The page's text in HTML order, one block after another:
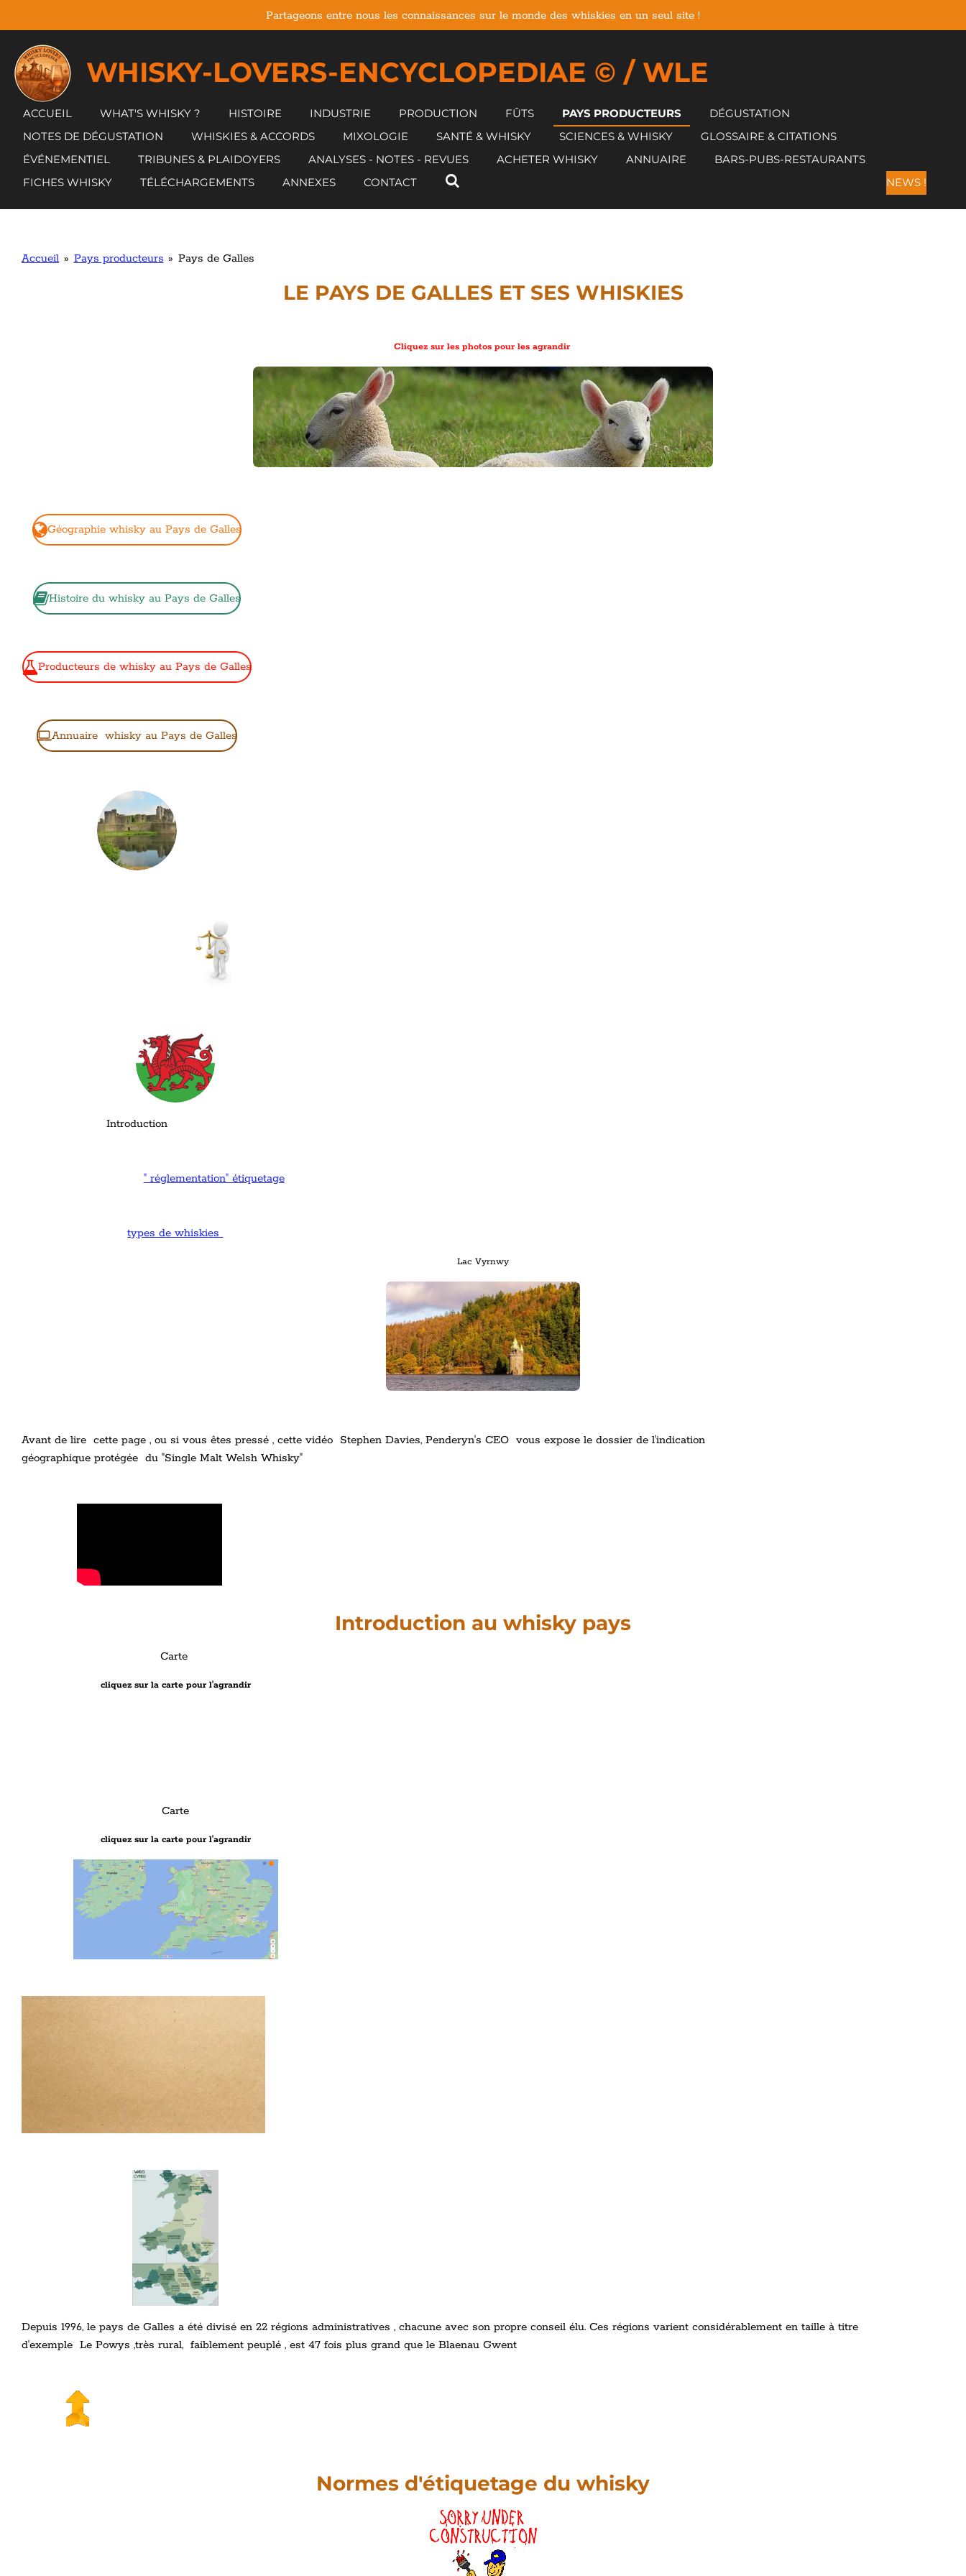
au
contenu
principal
Partageons entre nous les connaissances sur le monde des whiskies en un seul site !
WHISKY-LOVERS-ENCYCLOPEDIAE © / WLE
ACCUEIL WHAT'S WHISKY ? HISTOIRE INDUSTRIE PRODUCTION FÛTS PAYS PRODUCTEURS
DÉGUSTATION
NOTES DE DÉGUSTATION
WHISKIES & ACCORDS MIXOLOGIE SANTÉ & WHISKY SCIENCES & WHISKY
GLOSSAIRE & CITATIONS
ÉVÉNEMENTIEL
TRIBUNES & PLAIDOYERS ANALYSES - NOTES - REVUES ACHETER WHISKY ANNUAIRE
BARS-PUBS-RESTAURANTS
FICHES WHISKY
TÉLÉCHARGEMENTS ANNEXES CONTACT NEWS !
Accueil » Pays producteurs » Pays de Galles
LE PAYS DE GALLES ET SES WHISKIES
Cliquez sur les photos pour les agrandir
Géographie whisky au Pays de Galles
Histoire du whisky au Pays de Galles
Producteurs de whisky au Pays de Galles
Annuaire whisky au Pays de Galles
Introduction
" réglementation" étiquetage
types de whiskies
Lac Vyrnwy
Avant de lire cette page , ou si vous êtes pressé , cette vidéo Stephen Davies, Penderyn's CEO vous expose le dossier de l'indication
géographique protégée du "Single Malt Welsh Whisky"
Introduction au whisky pays
Carte
cliquez sur la carte pour l'agrandir
Carte
cliquez sur la carte pour l'agrandir
Depuis 1996, le pays de Galles a été divisé en 22 régions administratives , chacune avec son propre conseil élu. Ces régions varient considérablement en taille à titre
d'exemple Le Powys ,très rural, faiblement peuplé , est 47 fois plus grand que le Blaenau Gwent
Normes d'étiquetage du whisky